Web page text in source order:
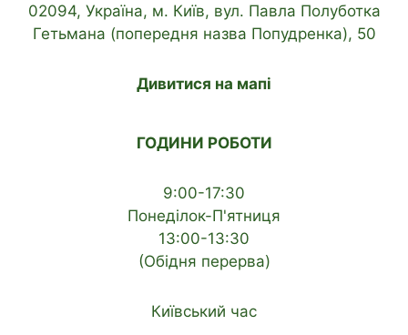
02094, Україна, м. Київ, вул. Павла Полуботка
Гетьмана (попередня назва Попудренка), 50
Дивитися на мапі
ГОДИНИ РОБОТИ
9:00-17:30
Понеділок-П'ятниця
13:00-13:30
(Обідня перерва)
Київський час